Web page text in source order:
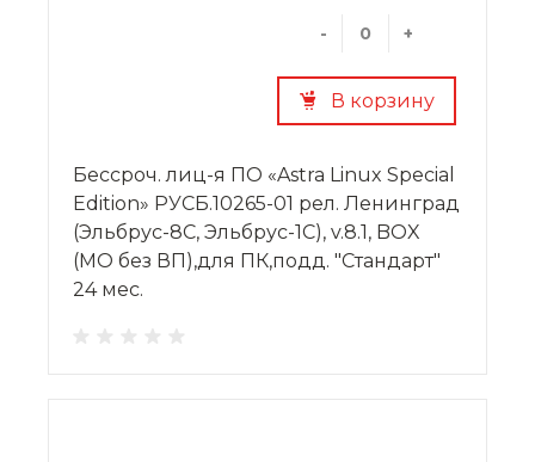
- +
В корзину
Бессроч. лиц-я ПО «Astra Linux Special
Edition» РУСБ.10265-01 рел. Ленинград
(Эльбрус-8С, Эльбрус-1С), v.8.1, BOX
(МО без ВП),для ПК,подд. "Стандарт"
24 мес.